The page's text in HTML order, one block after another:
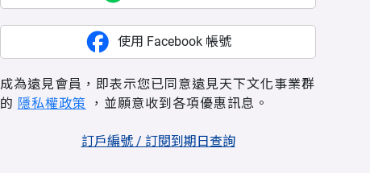
使用 Facebook 帳號
成為遠見會員，即表示您已同意遠見天下文化事業群
的 隱私權政策 ，並願意收到各項優惠訊息。
訂戶編號 / 訂閱到期日查詢